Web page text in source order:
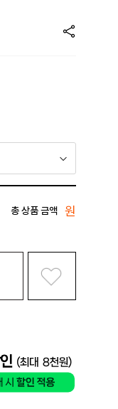
총 상품 금액 원